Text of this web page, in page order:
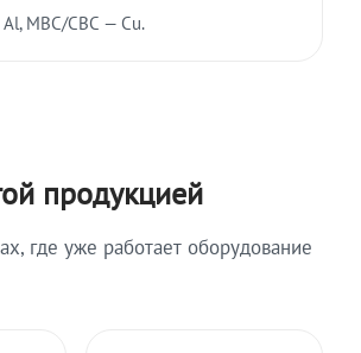
МВС/СВС — Cu.
продукцией
где уже работает оборудование